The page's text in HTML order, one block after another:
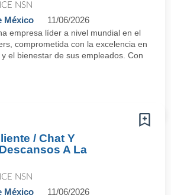
NSN
México 11/06/2026
empresa líder a nivel mundial en el
comprometida con la excelencia en
el bienestar de sus empleados. Con
/ Chat Y
A La
NSN
México 11/06/2026